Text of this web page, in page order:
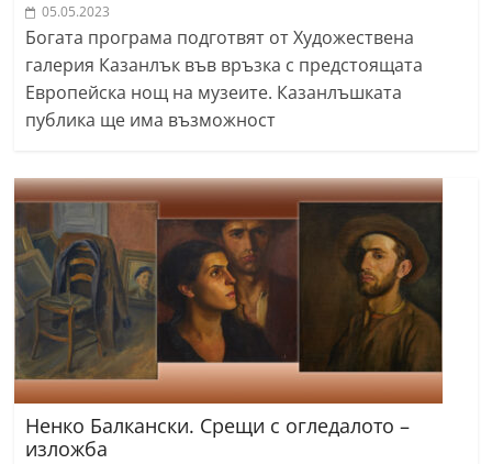
05.05.2023
Богата програма подготвят от Художествена
галерия Казанлък във връзка с предстоящата
Европейска нощ на музеите. Казанлъшката
публика ще има възможност
Ненко Балкански. Срещи с огледалото –
изложба